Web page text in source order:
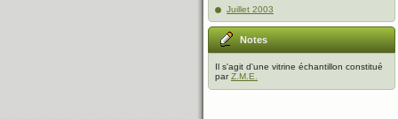
Juillet 2003
Notes
Il s'agit d'une vitrine échantillon constitué
parZ.M.E.